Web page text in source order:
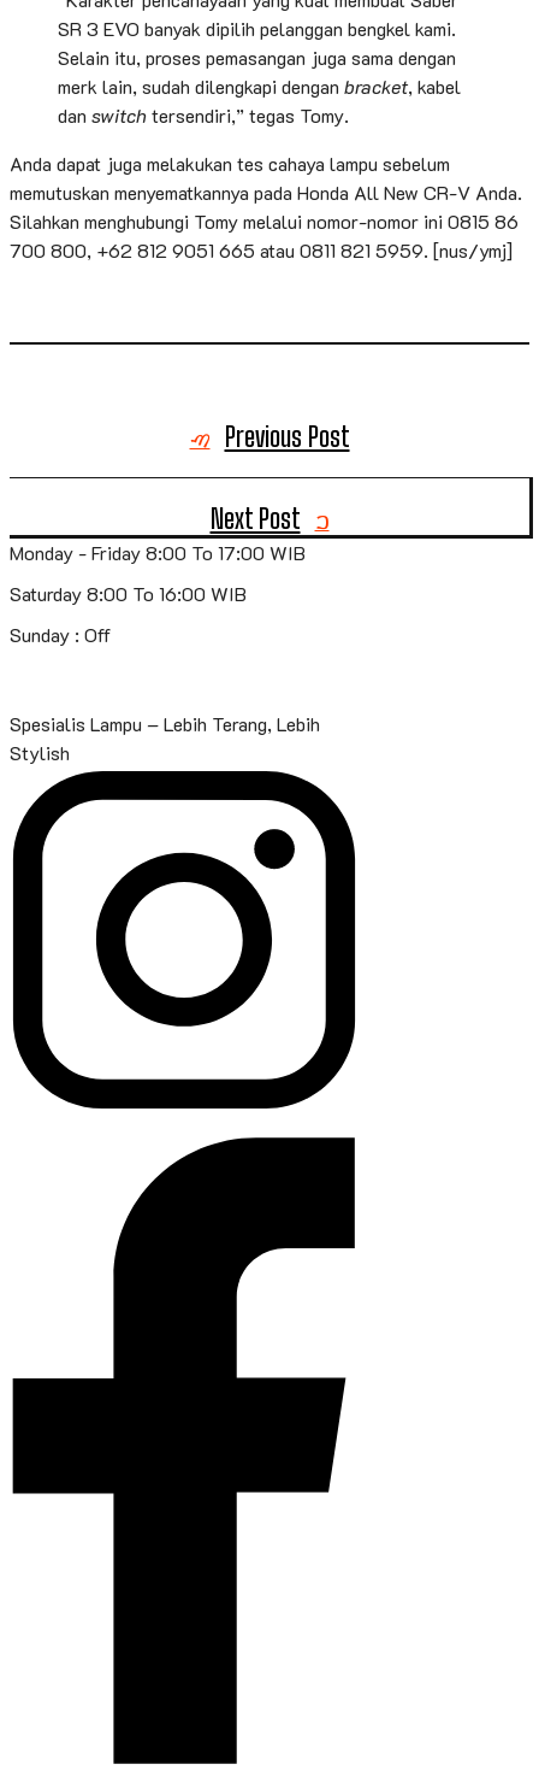
SR 3 EVO banyak dipilih pelanggan bengkel kami.
Selain itu, proses pemasangan juga sama dengan
merk lain, sudah dilengkapi dengan bracket, kabel
dan switchtersendiri,” tegas Tomy.
Anda dapat juga melakukan tes cahaya lampu sebelum
memutuskan menyematkannya pada Honda All New CR-V Anda.
Silahkan menghubungi Tomy melalui nomor-nomor ini 0815 86
700 800, +62 812 9051 665 atau 0811 821 5959. [nus/ymj]
Previous Post
Next Post
Monday - Friday 8:00 To 17:00 WIB
Saturday 8:00 To 16:00 WIB
Sunday : Off
Spesialis Lampu – Lebih Terang, Lebih
Stylish